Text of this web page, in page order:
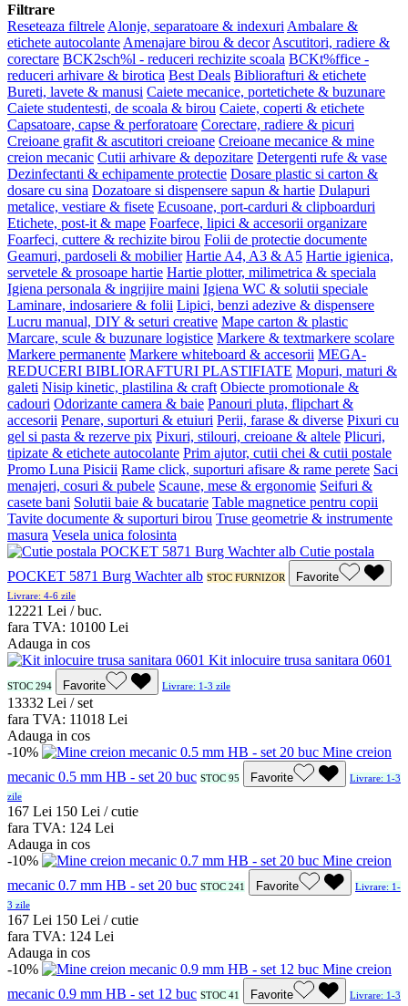
Filtrare
Reseteaza filtrele Alonje, separatoare & indexuri Ambalare &
etichete autocolante Amenajare birou & decor Ascutitori, radiere &
corectare BCK2sch%l - reduceri rechizite scoala BCKt%ffice -
reduceri arhivare & birotica Best Deals Bibliorafturi & etichete
Bureti, lavete & manusi Caiete mecanice, portetichete & buzunare
Caiete studentesti, de scoala & birou Caiete, coperti & etichete
Capsatoare, capse & perforatoare Corectare, radiere & picuri
Creioane grafit & ascutitori creioane Creioane mecanice & mine
creion mecanic Cutii arhivare & depozitare Detergenti rufe & vase
Dezinfectanti & echipamente protectie Dosare plastic si carton &
dosare cu sina Dozatoare si dispensere sapun & hartie Dulapuri
metalice, vestiare & fisete Ecusoane, port-carduri & clipboarduri
Etichete, post-it & mape Foarfece, lipici & accesorii organizare
Foarfeci, cuttere & rechizite birou Folii de protectie documente
Geamuri, pardoseli & mobilier Hartie A4, A3 & A5 Hartie igienica,
servetele & prosoape hartie Hartie plotter, milimetrica & speciala
Igiena personala & ingrijire maini Igiena WC & solutii speciale
Laminare, indosariere & folii Lipici, benzi adezive & dispensere
Lucru manual, DIY & seturi creative Mape carton & plastic
Marcare, scule & buzunare logistice Markere & textmarkere scolare
Markere permanente Markere whiteboard & accesorii MEGA-
REDUCERI BIBLIORAFTURI PLASTIFIATE Mopuri, maturi &
galeti Nisip kinetic, plastilina & craft Obiecte promotionale &
cadouri Odorizante camera & baie Panouri pluta, flipchart &
accesorii Penare, suporturi & etuiuri Perii, farase & diverse Pixuri cu
gel si pasta & rezerve pix Pixuri, stilouri, creioane & altele Plicuri,
tipizate & etichete autocolante Prim ajutor, cutii chei & cutii postale
Promo Luna Pisicii Rame click, suporturi afisare & rame perete Saci
menajeri, cosuri & pubele Scaune, mese & ergonomie Seifuri &
casete bani Solutii baie & bucatarie Table magnetice pentru copii
Tavite documente & suporturi birou Truse geometrie & instrumente
masura Vesela unica folosinta
Cutie postala
POCKET 5871 Burg Wachter alb STOC FURNIZOR Favorite
Livrare: 4-6 zile
12221 Lei / buc.
fara TVA: 10100 Lei
Adauga in cos
Kit inlocuire trusa sanitara 0601
STOC 294 Favorite Livrare: 1-3 zile
13332 Lei / set
fara TVA: 11018 Lei
Adauga in cos
-10%
Mine creion
mecanic 0.5 mm HB - set 20 buc STOC 95 Favorite
Livrare: 1-3
zile
167 Lei 1 50 Lei / cutie
fara TVA: 1 24 Lei
Adauga in cos
-10%
Mine creion
mecanic 0.7 mm HB - set 20 buc STOC 241 Favorite
Livrare: 1-
3 zile
167 Lei 1 50 Lei / cutie
fara TVA: 1 24 Lei
Adauga in cos
-10%
Mine creion
mecanic 0.9 mm HB - set 12 buc STOC 41 Favorite
Livrare: 1-3